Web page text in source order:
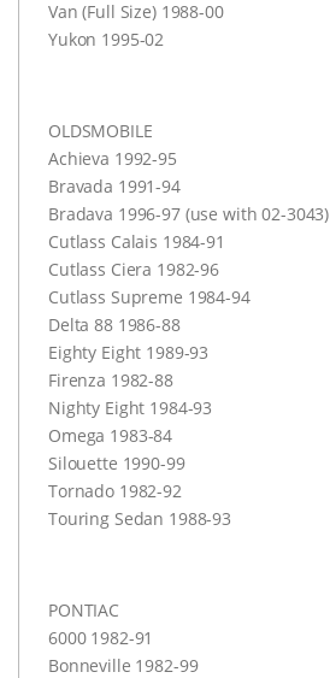
Van (Full Size) 1988-00
Yukon 1995-02
OLDSMOBILE
Achieva 1992-95
Bravada 1991-94
Bradava 1996-97 (use with 02-3043)
Cutlass Calais 1984-91
Cutlass Ciera 1982-96
Cutlass Supreme 1984-94
Delta 88 1986-88
Eighty Eight 1989-93
Firenza 1982-88
Nighty Eight 1984-93
Omega 1983-84
Silouette 1990-99
Tornado 1982-92
Touring Sedan 1988-93
PONTIAC
6000 1982-91
Bonneville 1982-99